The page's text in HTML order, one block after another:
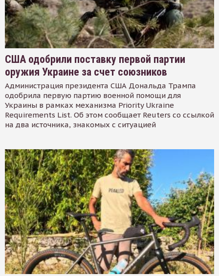
США одобрили поставку первой партии
оружия Украине за счет союзников
Администрация президента США Дональда Трампа
одобрила первую партию военной помощи для
Украины в рамках механизма Priority Ukraine
Requirements List. Об этом сообщает Reuters со ссылкой
на два источника, знакомых с ситуацией